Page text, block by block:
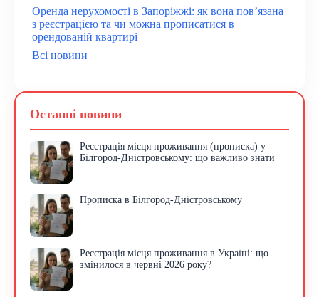
Оренда нерухомості в Запоріжжі: як вона пов’язана
з реєстрацією та чи можна прописатися в
орендованій квартирі
Всі новини
Останні новини
Реєстрація місця проживання (прописка) у
Білгород-Дністровському: що важливо знати
Прописка в Білгород-Дністровському
Реєстрація місця проживання в Україні: що
змінилося в червні 2026 року?